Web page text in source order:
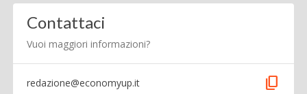
Contattaci
Vuoi maggiori informazioni?
redazione@economyup.it content_copy